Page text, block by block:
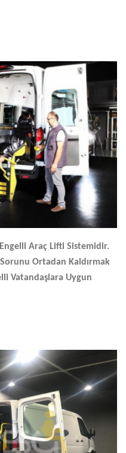
Engelli Araç Lifti Sistemidir.
Ortadan Kaldırmak
Vatandaşlara Uygun